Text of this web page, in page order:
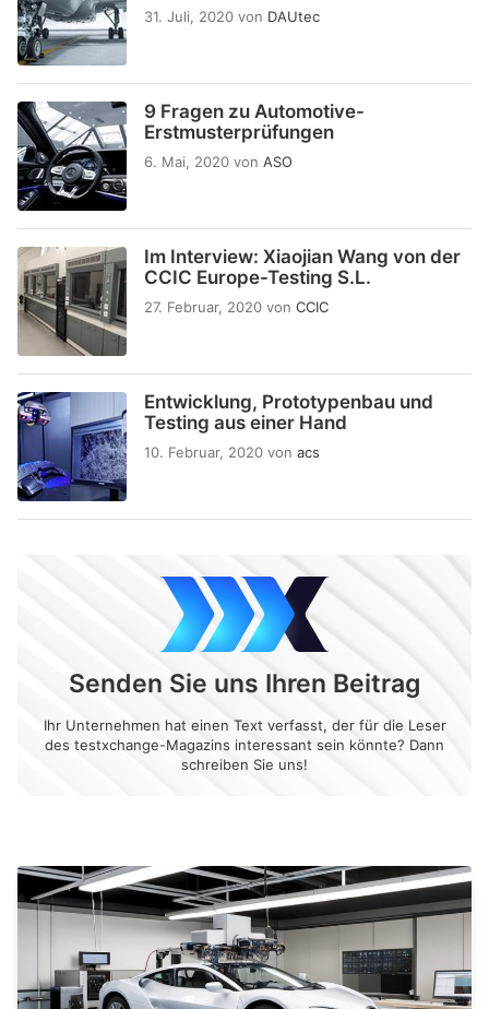
31. Juli, 2020 von DAUtec
9 Fragen zu Automotive-
Erstmusterprüfungen
6. Mai, 2020 von ASO
Im Interview: Xiaojian Wang von der
CCIC Europe-Testing S.L.
27. Februar, 2020 von CCIC
Entwicklung, Prototypenbau und
Testing aus einer Hand
10. Februar, 2020 von acs
Senden Sie uns Ihren Beitrag
Ihr Unternehmen hat einen Text verfasst, der für die Leser
des testxchange-Magazins interessant sein könnte? Dann
schreiben Sie uns!